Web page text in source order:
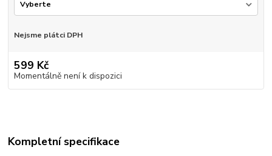
Nejsme plátci DPH
599 Kč
Momentálně není k dispozici
Kompletní specifikace